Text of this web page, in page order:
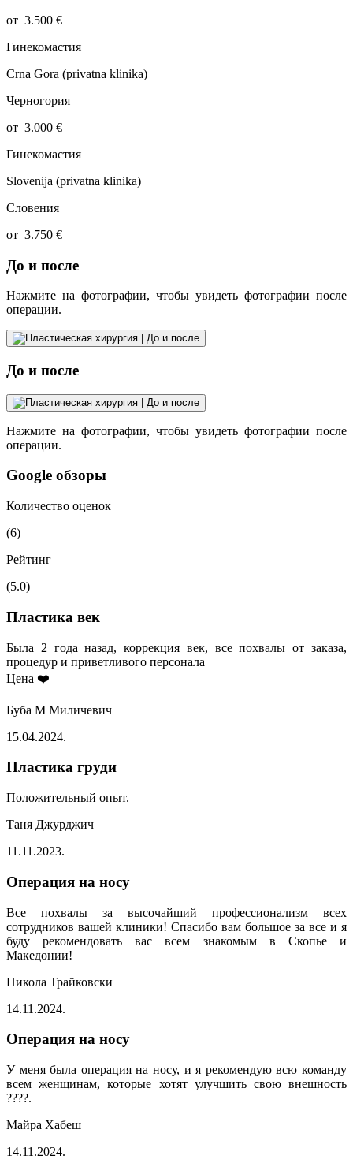
от 3.500 €
Гинекомастия
Crna Gora (privatna klinika)
Черногория
от 3.000 €
Гинекомастия
Slovenija (privatna klinika)
Словения
от 3.750 €
До и после
Нажмите на фотографии, чтобы увидеть фотографии после
операции.
До и после
Нажмите на фотографии, чтобы увидеть фотографии после
операции.
Google обзоры
Количество оценок
(6)
Рейтинг
(5.0)
Пластика век
Была 2 года назад, коррекция век, все похвалы от заказа,
процедур и приветливого персонала
Цена ❤️
Буба М Миличевич
15.04.2024.
Пластика груди
Положительный опыт.
Таня Джурджич
11.11.2023.
Операция на носу
Все похвалы за высочайший профессионализм всех
сотрудников вашей клиники! Спасибо вам большое за все и я
буду рекомендовать вас всем знакомым в Скопье и
Македонии!
Никола Трайковски
14.11.2024.
Операция на носу
У меня была операция на носу, и я рекомендую всю команду
всем женщинам, которые хотят улучшить свою внешность
????.
Майра Хабеш
14.11.2024.